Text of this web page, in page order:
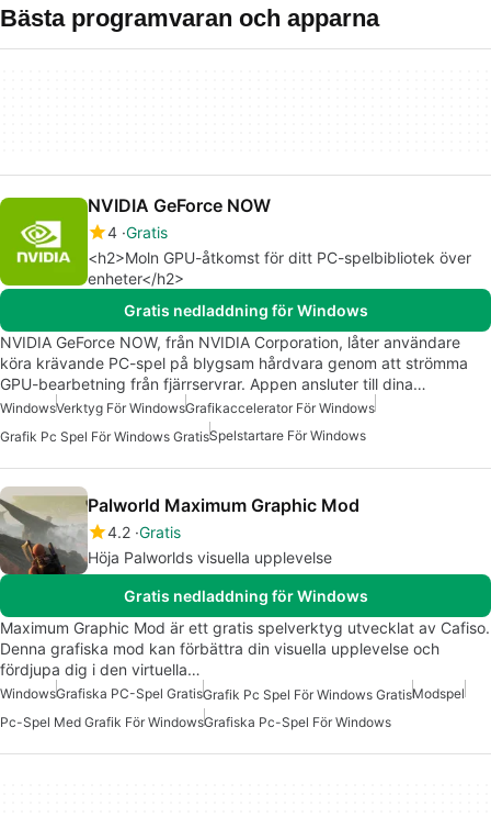
Bästa programvaran och apparna
NVIDIA GeForce NOW
4 Gratis
<h2>Moln GPU-åtkomst för ditt PC-spelbibliotek över
enheter</h2>
Gratis nedladdning för Windows
NVIDIA GeForce NOW, från NVIDIA Corporation, låter användare
köra krävande PC-spel på blygsam hårdvara genom att strömma
GPU-bearbetning från fjärrservrar. Appen ansluter till dina…
WindowsVerktyg För WindowsGrafikaccelerator För Windows
Grafik Pc Spel För Windows GratisSpelstartare För Windows
Palworld Maximum Graphic Mod
4.2 Gratis
Höja Palworlds visuella upplevelse
Gratis nedladdning för Windows
Maximum Graphic Mod är ett gratis spelverktyg utvecklat av Cafiso.
Denna grafiska mod kan förbättra din visuella upplevelse och
fördjupa dig i den virtuella…
WindowsGrafiska PC-Spel GratisGrafik Pc Spel För Windows GratisModspel
Pc-Spel Med Grafik För WindowsGrafiska Pc-Spel För Windows